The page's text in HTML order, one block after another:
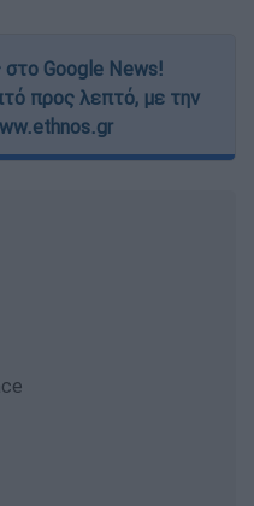
Google News!
προς λεπτό, με την